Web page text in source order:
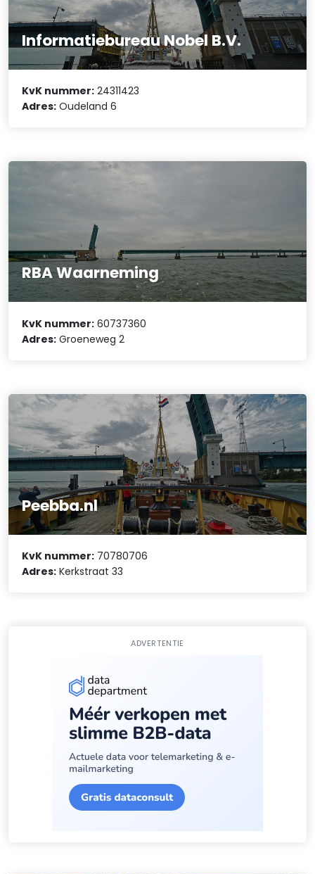
Informatiebureau Nobel B.V.
KvK nummer: 24311423
Adres: Oudeland 6
RBA Waarneming
KvK nummer: 60737360
Adres: Groeneweg 2
Peebba.nl
KvK nummer: 70780706
Adres: Kerkstraat 33
ADVERTENTIE